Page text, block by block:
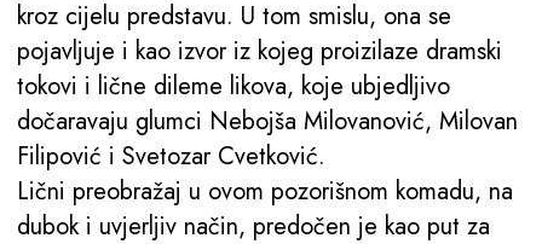
kroz cijelu predstavu. U tom smislu, ona se
pojavljuje i kao izvor iz kojeg proizilaze dramski
tokovi i lične dileme likova, koje ubjedljivo
dočaravaju glumci Nebojša Milovanović, Milovan
Filipović i Svetozar Cvetković.
Lični preobražaj u ovom pozorišnom komadu, na
dubok i uvjerljiv način, predočen je kao put za